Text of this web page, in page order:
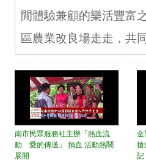
閒體驗兼顧的樂活豐富
區農業改良場走走，共
南市民眾服務社主辦「熱血流
動 愛的傳送」 捐血 活動熱鬧
展開
金
搶
記